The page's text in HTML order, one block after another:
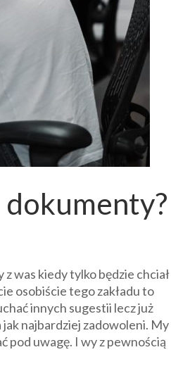
was kiedy tylko będzie chciał
osobiście tego zakładu to
innych sugestii lecz już
najbardziej zadowoleni. My
pod uwagę. I wy z pewnością